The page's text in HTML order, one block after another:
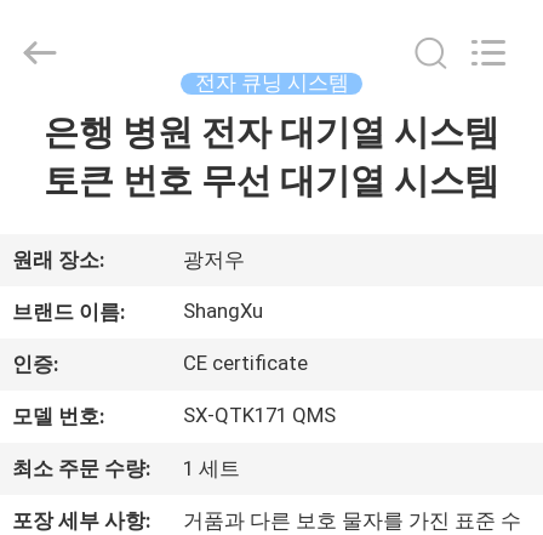
품
회
사
Guangzhou
ShangXu
Reserved.
Developed
전자 큐닝 시스템
은행 병원 전자 대기열 시스템
토큰 번호 무선 대기열 시스템
원래 장소: 광저우
브랜드 이름: ShangXu
인증: CE certificate
모델 번호: SX-QTK171 QMS
최소 주문 수량: 1 세트
포장 세부 사항:
거품과 다른 보호 물자를 가진 표준 수